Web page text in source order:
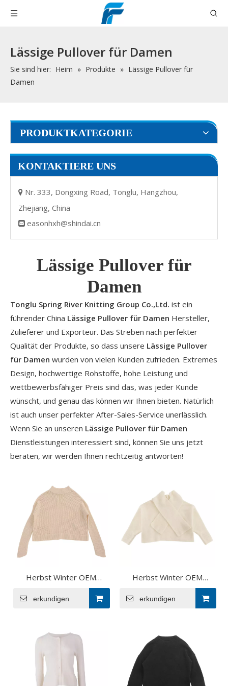
Lässige Pullover für Damen
Sie sind hier: Heim » Produkte » Lässige Pullover für
Damen
PRODUKTKATEGORIE
KONTAKTIERE UNS
 Nr. 333, Dongxing Road, Tonglu, Hangzhou,
Zhejiang, China
 easonhxh@shindai.cn
Lässige Pullover für
Damen
Tonglu Spring River Knitting Group Co.,Ltd. ist ein
führender China Lässige Pullover für Damen Hersteller,
Zulieferer und Exporteur. Das Streben nach perfekter
Qualität der Produkte, so dass unsere Lässige Pullover
für Damen wurden von vielen Kunden zufrieden. Extremes
Design, hochwertige Rohstoffe, hohe Leistung und
wettbewerbsfähiger Preis sind das, was jeder Kunde
wünscht, und genau das können wir Ihnen bieten. Natürlich
ist auch unser perfekter After-Sales-Service unerlässlich.
Wenn Sie an unseren Lässige Pullover für Damen
Dienstleistungen interessiert sind, können Sie uns jetzt
beraten, wir werden Ihnen rechtzeitig antworten!
Herbst Winter OEM
Factory Custom Langarm
O-Ausschnitt Baumwolle
erkundigen
Herbst Winter OEM
Factory Custom Beige
Langarm
Rollkragenpullover Damen
erkundigen